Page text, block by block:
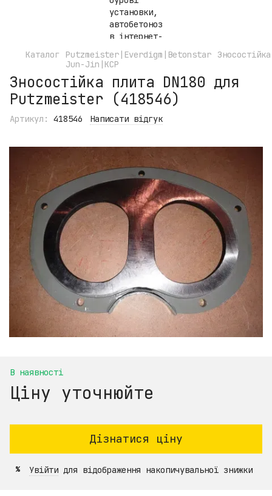
Каталог
Putzmeister|Everdigm|Betonstar
Jun-Jin|KCP
Зносостійка плита DN180 для
Putzmeister (418546)
Артикул: 418546 Написати відгук
В наявності
Ціну уточнюйте
Дізнатися ціну
% Увійти для відображення накопичувальної знижки